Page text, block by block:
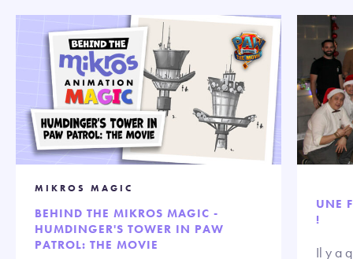
MIKROS MAGIC
BEHIND THE MIKROS MAGIC -
HUMDINGER'S TOWER IN PAW
PATROL: THE MOVIE
UNE
!
Il y a